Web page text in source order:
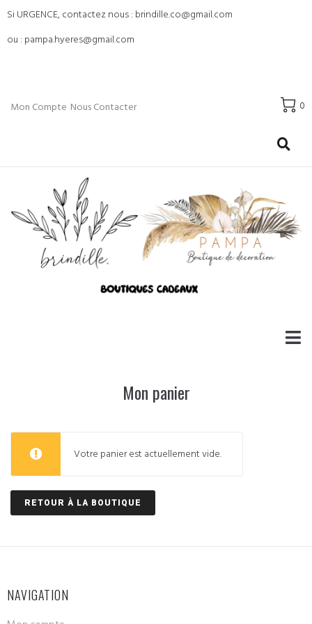
Si URGENCE, contactez nous : brindille.co@gmail.com
ou : pampa.hyeres@gmail.com
Mon Compte Nous Contacter 0
Mon panier
Votre panier est actuellement vide.
RETOUR À LA BOUTIQUE
NAVIGATION